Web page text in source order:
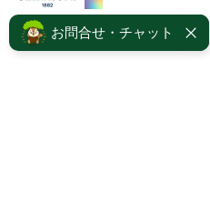
お問合せ・チャット